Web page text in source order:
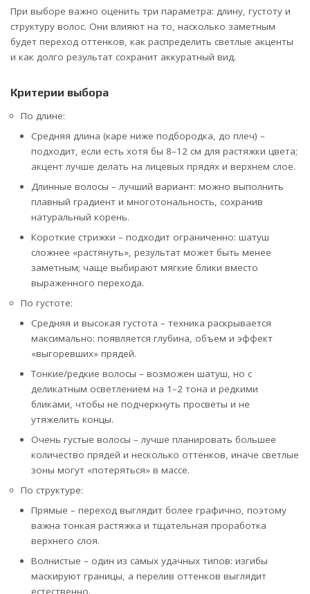
При выборе важно оценить три параметра: длину, густоту и
структуру волос. Они влияют на то, насколько заметным
будет переход оттенков, как распределить светлые акценты
и как долго результат сохранит аккуратный вид.
Критерии выбора
По длине:
Средняя длина (каре ниже подбородка, до плеч) –
подходит, если есть хотя бы 8–12 см для растяжки цвета;
акцент лучше делать на лицевых прядях и верхнем слое.
Длинные волосы – лучший вариант: можно выполнить
плавный градиент и многотональность, сохранив
натуральный корень.
Короткие стрижки – подходит ограниченно: шатуш
сложнее «растянуть», результат может быть менее
заметным; чаще выбирают мягкие блики вместо
выраженного перехода.
По густоте:
Средняя и высокая густота – техника раскрывается
максимально: появляется глубина, объем и эффект
«выгоревших» прядей.
Тонкие/редкие волосы – возможен шатуш, но с
деликатным осветлением на 1–2 тона и редкими
бликами, чтобы не подчеркнуть просветы и не
утяжелить концы.
Очень густые волосы – лучше планировать большее
количество прядей и несколько оттенков, иначе светлые
зоны могут «потеряться» в массе.
По структуре:
Прямые – переход выглядит более графично, поэтому
важна тонкая растяжка и тщательная проработка
верхнего слоя.
Волнистые – один из самых удачных типов: изгибы
маскируют границы, а перелив оттенков выглядит
естественно.